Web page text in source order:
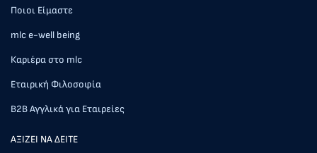
Ποιοι Είμαστε
mlc e-well being
Καριέρα στο mlc
Εταιρική Φιλοσοφία
Β2Β Αγγλικά για Εταιρείες
AΞΙΖΕΙ ΝΑ ΔΕΙΤΕ